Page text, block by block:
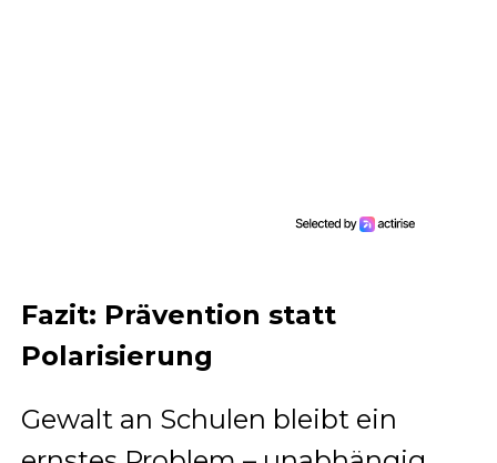
Fazit: Prävention statt
Polarisierung
Gewalt an Schulen bleibt ein